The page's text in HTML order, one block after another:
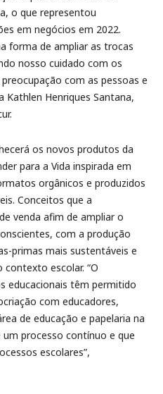
o que representou
em negócios em 2022.
forma de ampliar as trocas
nosso cuidado com os
com as pessoas e
Kathlen Henriques Santana,
os novos produtos da
para a Vida inspirada em
orgânicos e produzidos
Conceitos que a
venda afim de ampliar o
com a produção
primas mais sustentáveis e
contexto escolar. “O
educacionais têm permitido
com educadores,
de educação e papelaria na
processo contínuo e que
escolares”,